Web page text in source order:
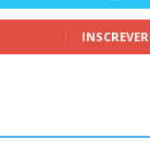
INSCREVER